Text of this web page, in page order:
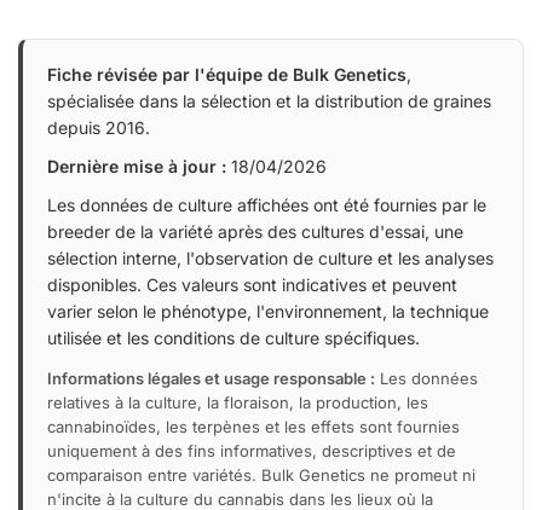
Fiche révisée par l'équipe de Bulk Genetics,
spécialisée dans la sélection et la distribution de graines
depuis 2016.
Dernière mise à jour : 18/04/2026
Les données de culture affichées ont été fournies par le
breeder de la variété après des cultures d'essai, une
sélection interne, l'observation de culture et les analyses
disponibles. Ces valeurs sont indicatives et peuvent
varier selon le phénotype, l'environnement, la technique
utilisée et les conditions de culture spécifiques.
Informations légales et usage responsable : Les données
relatives à la culture, la floraison, la production, les
cannabinoïdes, les terpènes et les effets sont fournies
uniquement à des fins informatives, descriptives et de
comparaison entre variétés. Bulk Genetics ne promeut ni
n'incite à la culture du cannabis dans les lieux où la